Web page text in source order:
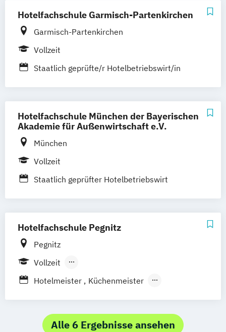
Hotelfachschule Garmisch-Partenkirchen
Garmisch-Partenkirchen
Vollzeit
Staatlich geprüfte/r Hotelbetriebswirt/in
Hotelfachschule München der Bayerischen
Akademie für Außenwirtschaft e.V.
München
Vollzeit
Staatlich geprüfter Hotelbetriebswirt
Hotelfachschule Pegnitz
Pegnitz
Vollzeit
Berufsbegleitender Präsenzlehrgang
Hotelmeister
Küchenmeister
Alle 6 Ergebnisse ansehen